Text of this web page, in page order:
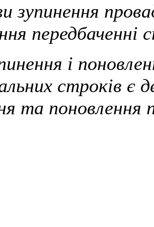
зупинення
передбаченні
і
строків є
та поновлення